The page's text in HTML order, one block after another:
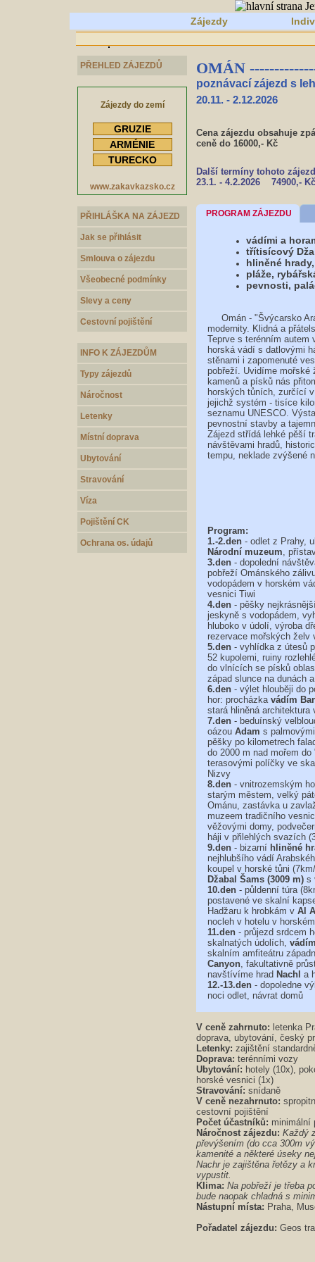
Zájezdy
PŘEHLED ZÁJEZDŮ
Zájezdy do zemí
GRUZIE
ARMÉNIE
TURECKO
www.zakavkazsko.cz
PŘIHLÁŠKA NA ZÁJEZD
Jak se přihlásit
Smlouva o zájezdu
Všeobecné podmínky
Slevy a ceny
Cestovní pojištění
INFO K ZÁJEZDŮM
Typy zájezdů
Náročnost
Letenky
Místní doprava
Ubytování
Stravování
Víza
Pojištění CK
Ochrana os. údajů
OMÁN
poznávací zájezd s
20.11. - 2.12.2026
Cena zájezdu obsahuje
ceně do 16000,- Kč
Další termíny tohoto
23.1. - 4.2.2026 74900,- Kč
PROGRAM ZÁJEZDU
vádími a
třítisícový
hliněné
pláže,
pevnosti,
Omán - "Švýcarsko
modernity. Klidná a
Teprve s terénním autem
horská vádí s datlovými
stěnami i zapomenuté
pobřeží. Uvidíme mořské
kamenů a písků nás
horských tůních, zurčící
jejichž systém - tisíce
seznamu UNESCO.
pevnostní stavby a
Zájezd střídá lehké pěší
návštěvami hradů,
tempu, neklade zvýšené
Program:
1.-2.den - odlet z Prahy,
Národní muzeum,
3.den - dopolední
pobřeží Ománského
vodopádem v horském
vesnici Tiwi
4.den - pěšky
jeskyně s vodopádem,
hluboko v údolí, výroba
rezervace mořských želv
5.den - vyhlídka z útesů
52 kupolemi, ruiny
do vlnících se písků
západ slunce na dunách
6.den - výlet hlouběji do
hor: procházka vádím
stará hliněná
7.den - beduínský
oázou Adam s
pěšky po kilometrech
do 2000 m nad mořem
terasovými políčky ve
Nizvy
8.den - vnitrozemským
starým městem, velký
Ománu, zastávka u
muzeem tradičního
věžovými domy,
háji v přilehlých svazích
9.den - bizarní hliněné
nejhlubšího vádí
koupel v horské tůni
Džabal Šams (3009 m) s
10.den - půldenní túra
postavené ve skalní
Hadžaru k hrobkám v Al
nocleh v hotelu v
11.den - průjezd srdcem
skalnatých údolích,
skalním amfiteátru
Canyon, fakultativně
navštívíme hrad Nachl a
12.-13.den - dopoledne
noci odlet, návrat domů
V ceně zahrnuto: letenka
doprava, ubytování, český
Letenky: zajištění
Doprava: terénními vozy
Ubytování: hotely (10x),
horské vesnici (1x)
Stravování: snídaně
V ceně nezahrnuto:
cestovní pojištění
Počet účastníků: minimální
Náročnost zájezdu: Každý
převýšením (do cca 300m
kamenité a některé úseky
Nachr je zajištěna řetězy a
vypustit.
Klima: Na pobřeží je třeba
bude naopak chladná s
Nástupní místa: Praha,
Pořadatel zájezdu: Geos